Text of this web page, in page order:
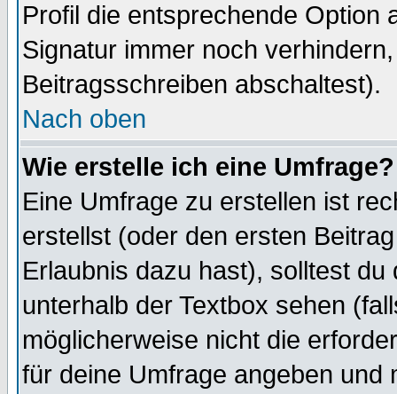
Profil die entsprechende Option
Signatur immer noch
Beitragsschreiben abschaltest).
Nach oben
Wie erstelle ich eine Umfrage?
Eine Umfrage zu erstellen ist
erstellst (oder den ersten
Erlaubnis dazu hast), solltest
unterhalb der Textbox sehen
möglicherweise nicht die
für deine Umfrage angeben und